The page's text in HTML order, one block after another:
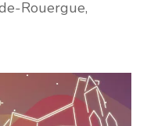
Rouergue,